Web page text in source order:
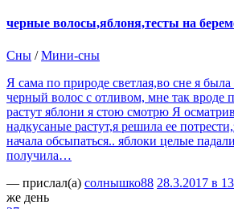
черные волосы,яблоня,тесты на
Сны /Мини-сны
Я сама по природе светлая,во сне я
черный волос с отливом, мне так вроде
растут яблони я стою смотрю Я
надкусаные растут,я решила ее
начала обсыпаться.. яблоки целые
получила…
— прислал(а) солнышко88 28.3.2017 в
же день